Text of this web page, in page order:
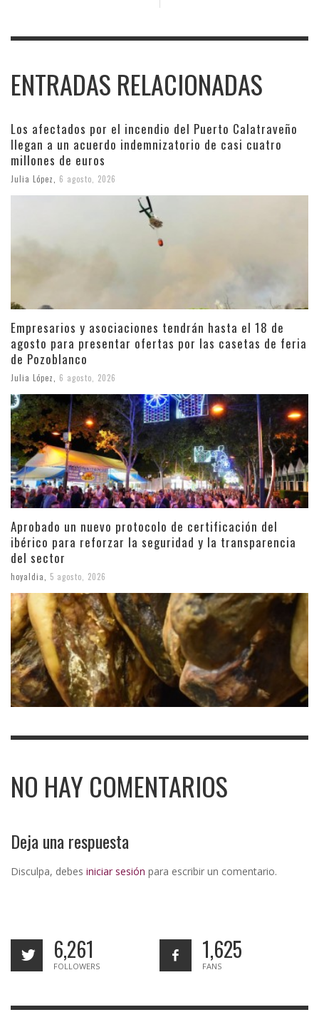
ENTRADAS RELACIONADAS
Los afectados por el incendio del Puerto Calatraveño
llegan a un acuerdo indemnizatorio de casi cuatro
millones de euros
Julia López 6 agosto, 2026
Empresarios y asociaciones tendrán hasta el 18 de
agosto para presentar ofertas por las casetas de feria
de Pozoblanco
Julia López 6 agosto, 2026
Aprobado un nuevo protocolo de certificación del
ibérico para reforzar la seguridad y la transparencia
del sector
hoyaldia 5 agosto, 2026
NO HAY COMENTARIOS
Deja una respuesta
Disculpa, debes iniciar sesión para escribir un comentario.
6,261
FOLLOWERS
1,625
FANS